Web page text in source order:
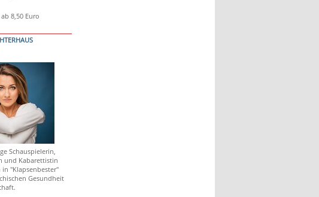
8,50 Euro
Schauspielerin,
und Kabarettistin
in "Klapsenbester"
Gesundheit